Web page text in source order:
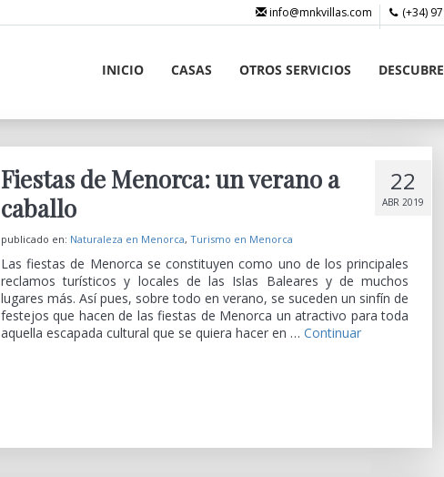
(+34)
info@mnkvillas.com
INICIO CASAS OTROS SERVICIOS DESCUBRE
22
ABR 2019
Fiestas de Menorca: un verano a
caballo
publicado en: Naturaleza en Menorca, Turismo en Menorca
Las fiestas de Menorca se constituyen como uno de los principales
reclamos turísticos y locales de las Islas Baleares y de muchos
lugares más. Así pues, sobre todo en verano, se suceden un sinfín de
festejos que hacen de las fiestas de Menorca un atractivo para toda
aquella escapada cultural que se quiera hacer en … Continuar